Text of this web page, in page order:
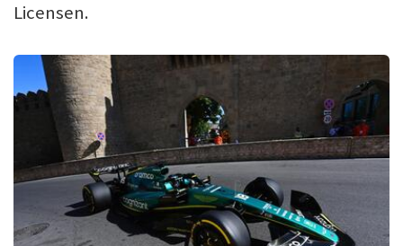
Licensen.